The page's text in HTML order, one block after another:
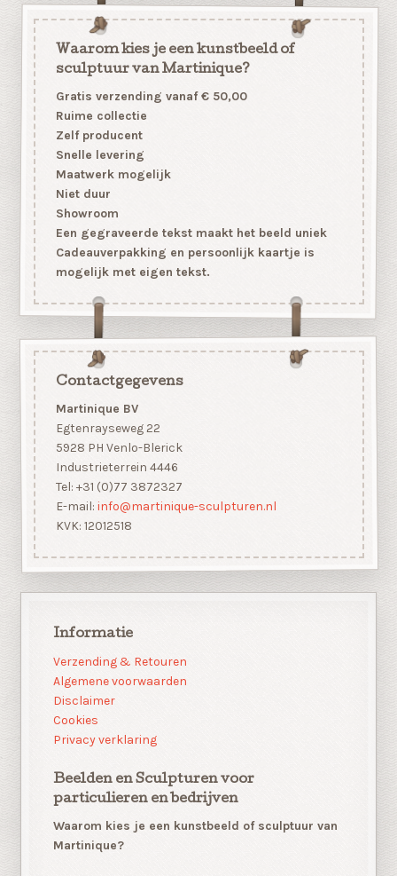
Waarom kies je een kunstbeeld of
sculptuur van Martinique?
Gratis verzending vanaf € 50,00
Ruime collectie
Zelf producent
Snelle levering
Maatwerk mogelijk
Niet duur
Showroom
Een gegraveerde tekst maakt het beeld uniek
Cadeauverpakking en persoonlijk kaartje is
mogelijk met eigen tekst.
Contactgegevens
Martinique BV
Egtenrayseweg 22
5928 PH Venlo-Blerick
Industrieterrein 4446
Tel: +31 (0)77 3872327
E-mail: info@martinique-sculpturen.nl
KVK: 12012518
Informatie
Verzending & Retouren
Algemene voorwaarden
Disclaimer
Cookies
Privacy verklaring
Beelden en Sculpturen voor
particulieren en bedrijven
Waarom kies je een kunstbeeld of sculptuur van
Martinique?